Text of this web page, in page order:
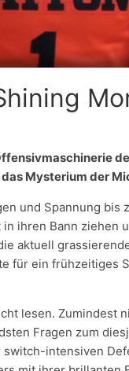
Mysterium der
und Spannung bis
ihren Bann ziehen
aktuell
für ein frühzeitiges
lesen. Zumindest
Fragen zum
intensiven